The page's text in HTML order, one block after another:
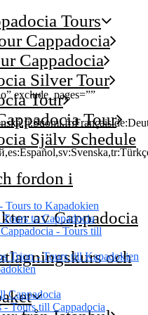
Tours
Cappadocia
Cappadocia
Silver Tour
Tour
Tour
Själv Schedule
fordon i
av Cappadocia
och
exclude_pages=””
Tours to Kapadokien
to Cappadocia
- Tours till
Trion - Tours till Kapadokien
Cappadocia
- Tours till Cappadocia